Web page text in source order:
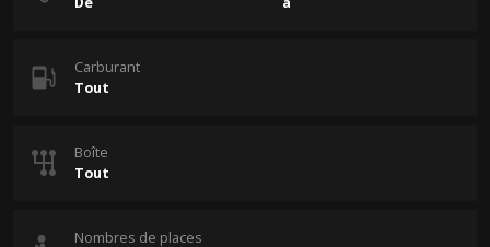
Carburant
Boîte
Nombres de places